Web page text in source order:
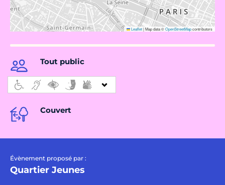
Leaflet|Map data ©OpenStreetMapcontributors
Tout public
Couvert
Évènement proposé par :
Quartier Jeunes